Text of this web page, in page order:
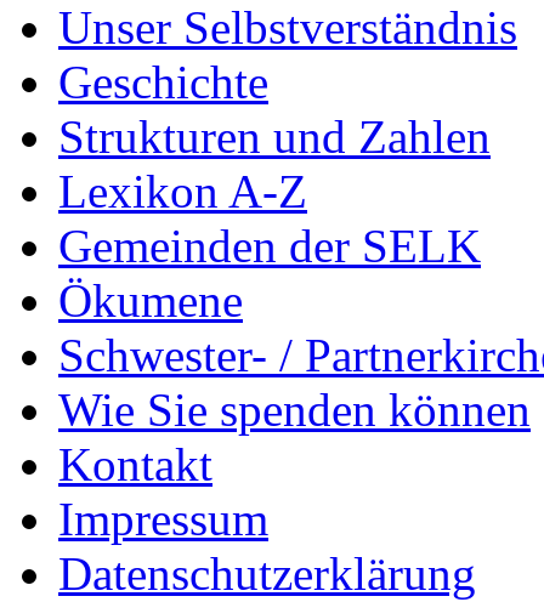
Unser Selbstverständnis
Geschichte
Strukturen und Zahlen
Lexikon A-Z
Gemeinden der SELK
Ökumene
Schwester- /
Wie Sie spenden können
Kontakt
Impressum
Datenschutzerklärung